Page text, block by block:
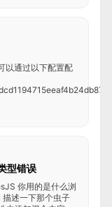
以通过以下配置配
型错误
你用的是什么浏
述一下那个虫子